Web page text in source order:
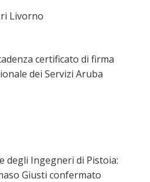
Livorno
certificato di firma
dei Servizi Aruba
degli Ingegneri di Pistoia:
Giusti confermato